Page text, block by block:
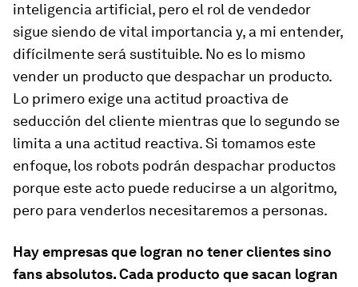
inteligencia artificial, pero el rol de vendedor
sigue siendo de vital importancia y, a mi entender,
difícilmente será sustituible. No es lo mismo
vender un producto que despachar un producto.
Lo primero exige una actitud proactiva de
seducción del cliente mientras que lo segundo se
limita a una actitud reactiva. Si tomamos este
enfoque, los robots podrán despachar productos
porque este acto puede reducirse a un algoritmo,
pero para venderlos necesitaremos a personas.
Hay empresas que logran no tener clientes sino
fans absolutos. Cada producto que sacan logran